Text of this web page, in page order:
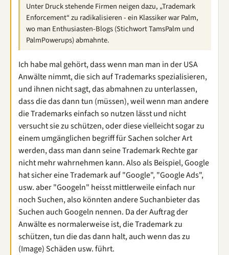
Unter Druck stehende Firmen neigen dazu, „Trademark
Enforcement“ zu radikalisieren - ein Klassiker war Palm,
wo man Enthusiasten-Blogs (Stichwort TamsPalm und
PalmPowerups) abmahnte.
Ich habe mal gehört, dass wenn man man in der USA
Anwälte nimmt, die sich auf Trademarks spezialisieren,
und ihnen nicht sagt, das abmahnen zu unterlassen,
dass die das dann tun (müssen), weil wenn man andere
die Trademarks einfach so nutzen lässt und nicht
versucht sie zu schützen, oder diese vielleicht sogar zu
einem umgänglichen begriff für Sachen solcher Art
werden, dass man dann seine Trademark Rechte gar
nicht mehr wahrnehmen kann. Also als Beispiel, Google
hat sicher eine Trademark auf "Google", "Google Ads",
usw. aber "Googeln" heisst mittlerweile einfach nur
noch Suchen, also könnten andere Suchanbieter das
Suchen auch Googeln nennen. Da der Auftrag der
Anwälte es normalerweise ist, die Trademark zu
schützen, tun die das dann halt, auch wenn das zu
(Image) Schäden usw. führt.